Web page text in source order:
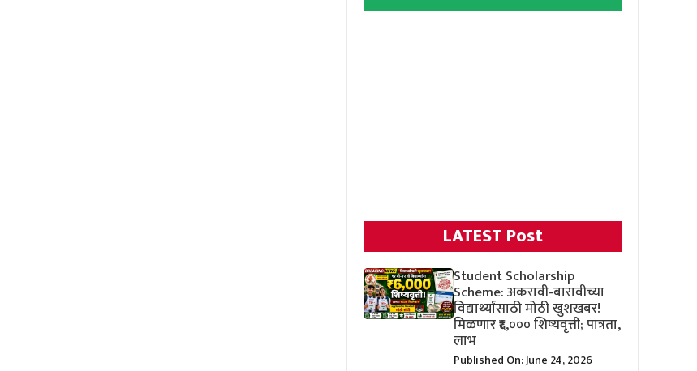
LATEST Post
Student Scholarship
Scheme: अकरावी-बारावीच्या
विद्यार्थ्यांसाठी मोठी खुशखबर!
मिळणार ₹६,००० शिष्यवृत्ती; पात्रता,
लाभ
Published On: June 24, 2026